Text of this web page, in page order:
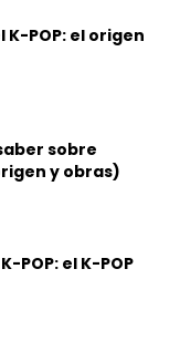
POP: el origen
sobre
y obras)
POP: el K-POP